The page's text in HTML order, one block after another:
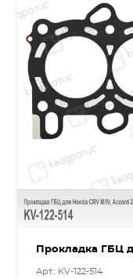
Прокладка ГБЦ
Арт.: KV-122-514